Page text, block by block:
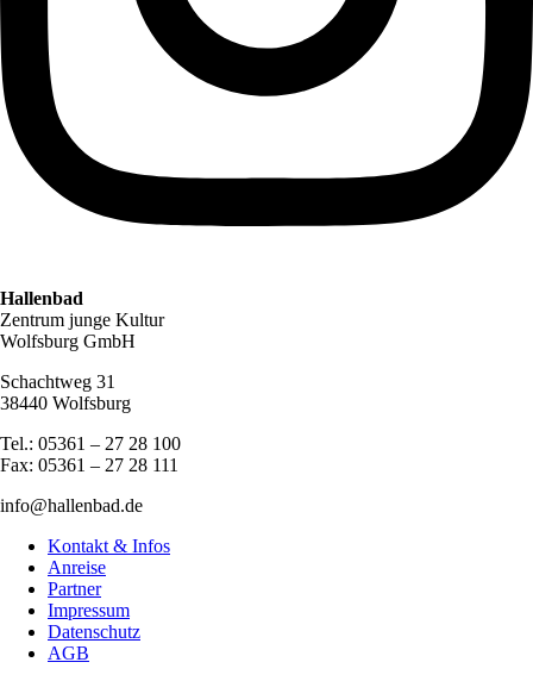
Hallenbad
Zentrum junge Kultur
Wolfsburg GmbH
Schachtweg 31
38440 Wolfsburg
Tel.: 05361 – 27 28 100
Fax: 05361 – 27 28 111
info@hallenbad.de
Kontakt & Infos
Anreise
Partner
Impressum
Datenschutz
AGB